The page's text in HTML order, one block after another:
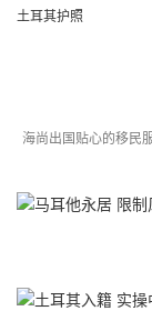
土耳其护照
海尚出国贴心的移民